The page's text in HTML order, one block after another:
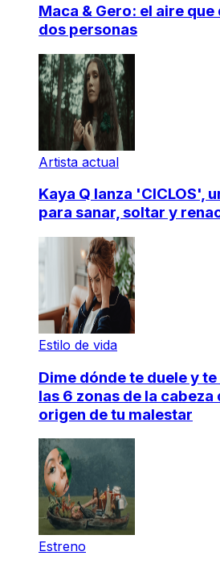
Maca & Gero: el aire
dos personas
Artista actual
Kaya Q lanza 'CICLOS',
para sanar, soltar y
Estilo de vida
Dime dónde te duele y
las 6 zonas de la cabeza
origen de tu malestar
Estreno